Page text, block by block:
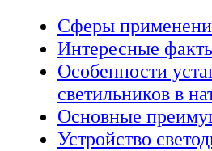
Сферы
Интересные
Особенности
светильников в
Основные
Устройство